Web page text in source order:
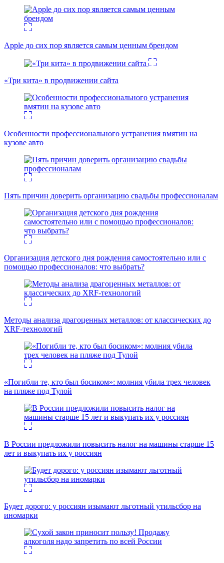
Apple до сих пор является самым ценным брендом
«Три кита» в продвижении сайта
Особенности профессионального устранения вмятин на
кузове авто
Пять причин доверить организацию свадьбы профессионалам
Организация детского дня рождения самостоятельно или с
помощью профессионалов: что выбрать?
Методы анализа драгоценных металлов: от классических до
XRF-технологий
«Погибли те, кто был босиком»: молния убила трех человек
на пляже под Тулой
В России предложили повысить налог на машины старше 15
лет и выкупать их у россиян
Будет дорого: у россиян изымают льготный утильсбор на
иномарки